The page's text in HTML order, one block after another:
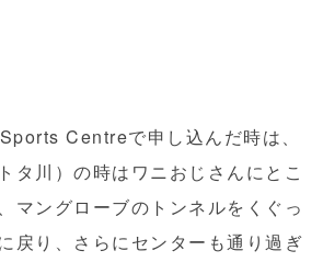
Centreで申し込んだ時は、
タ川）の時はワニおじさんにとこ
マングローブのトンネルをくぐっ
戻り、さらにセンターも通り過ぎ